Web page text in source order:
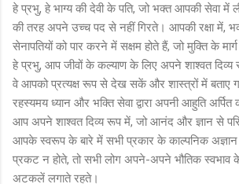
हे प्रभु, हे भाग्य की देवी के पति, जो भक्त आपकी सेवा में
की तरह अपने उच्च पद से नहीं गिरते। आपकी रक्षा में,
सेनापतियों को पार करने में सक्षम होते हैं, जो मुक्ति के
हे प्रभु, आप जीवों के कल्याण के लिए अपने शाश्वत दिव्य
वे आपको प्रत्यक्ष रूप से देख सकें और शास्त्रों में बताए
रहस्यमय ध्यान और भक्ति सेवा द्वारा अपनी आहुति
आप अपने शाश्वत दिव्य रूप में, जो आनंद और ज्ञान से
आपके स्वरूप के बारे में सभी प्रकार के काल्पनिक
प्रकट न होते, तो सभी लोग अपने-अपने भौतिक
अटकलें लगाते रहते।